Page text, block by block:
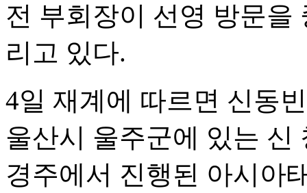
전 부회장이 선영 방문을
리고 있다.
4일 재계에 따르면 신동
울산시 울주군에 있는 신
경주에서 진행된 아시아